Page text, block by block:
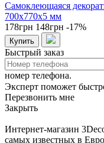
Самоклеющаяся
700x770x5 мм
178грн 148грн -17%
Купить
Быстрый заказ
номер телефона.
Эксперт поможет
Перезвонить мне
Закрыть
Интернет-магазин
самых известных в